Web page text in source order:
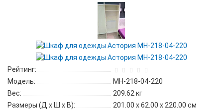
Рейтинг:
Модель:
МН-218-04-220
Вес:
209.62кг
Размеры (Д x Ш x В):
201.00 x 62.00 x 220.00 см